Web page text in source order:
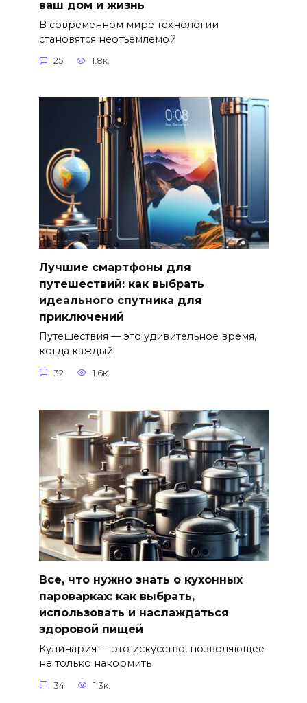
ваш дом и жизнь
В современном мире технологии
становятся неотъемлемой
25 1.8к.
Лучшие смартфоны для
путешествий: как выбрать
идеального спутника для
приключений
Путешествия — это удивительное время,
когда каждый
32 1.6к.
Все, что нужно знать о кухонных
пароварках: как выбрать,
использовать и наслаждаться
здоровой пищей
Кулинария — это искусство, позволяющее
не только накормить
34 1.3к.